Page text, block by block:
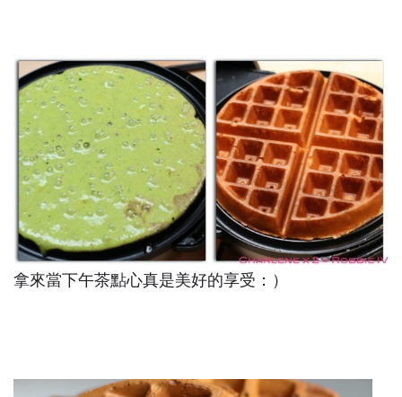
拿來當下午茶點心真是美好的享受：）